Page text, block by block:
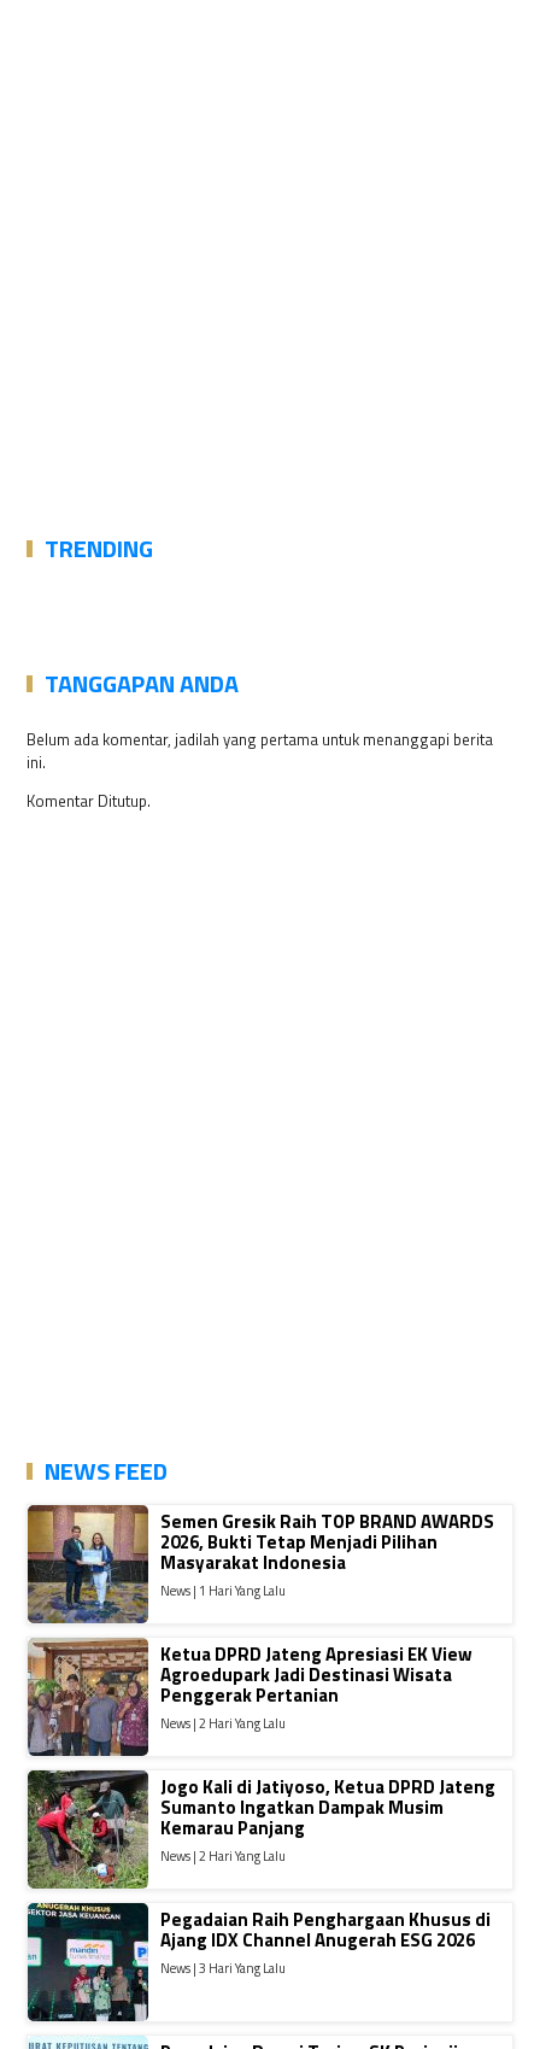
TRENDING
TANGGAPAN ANDA
Belum ada komentar, jadilah yang pertama untuk menanggapi berita
ini.
Komentar Ditutup.
NEWS FEED
Semen Gresik Raih TOP BRAND AWARDS
2026, Bukti Tetap Menjadi Pilihan
Masyarakat Indonesia
News | 1 Hari Yang Lalu
Ketua DPRD Jateng Apresiasi EK View
Agroedupark Jadi Destinasi Wisata
Penggerak Pertanian
News | 2 Hari Yang Lalu
Jogo Kali di Jatiyoso, Ketua DPRD Jateng
Sumanto Ingatkan Dampak Musim
Kemarau Panjang
News | 2 Hari Yang Lalu
Pegadaian Raih Penghargaan Khusus di
Ajang IDX Channel Anugerah ESG 2026
News | 3 Hari Yang Lalu